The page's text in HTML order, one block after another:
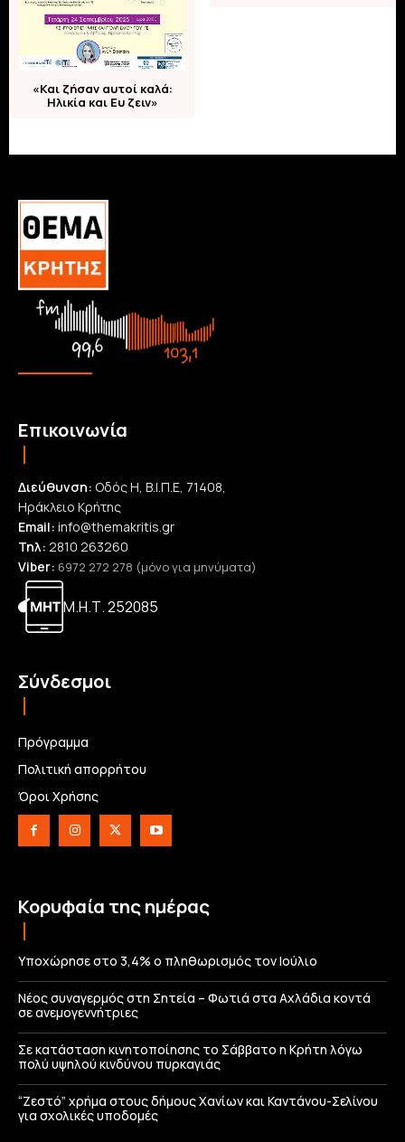
«Και ζήσαν αυτοί καλά:
Ηλικία και Ευ ζειν»
Επικοινωνία
Διεύθυνση: Οδός Η, Β.Ι.Π.Ε, 71408,
Ηράκλειο Κρήτης
Email: info@themakritis.gr
Τηλ: 2810 263260
Viber: 6972 272 278 (μόνο για μηνύματα)
Μ.Η.Τ. 252085
Σύνδεσμοι
Πρόγραμμα
Πολιτική απορρήτου
Όροι Χρήσης
Κορυφαία της ημέρας
Υποχώρησε στο 3,4% ο πληθωρισμός τον Ιούλιο
Νέος συναγερμός στη Σητεία – Φωτιά στα Αχλάδια κοντά
σε ανεμογεννήτριες
Σε κατάσταση κινητοποίησης το Σάββατο η Κρήτη λόγω
πολύ υψηλού κινδύνου πυρκαγιάς
“Ζεστό” χρήμα στους δήμους Χανίων και Καντάνου-Σελίνου
για σχολικές υποδομές